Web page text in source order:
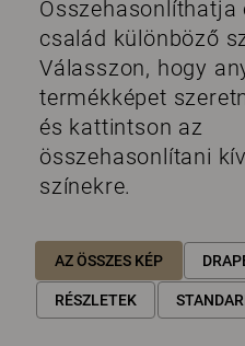
Összehasonlíthatja
család különböző
Válasszon, hogy
termékképet
és kattintson az
összehasonlítani
színekre.
AZ ÖSSZES KÉP
RÉSZLETEK